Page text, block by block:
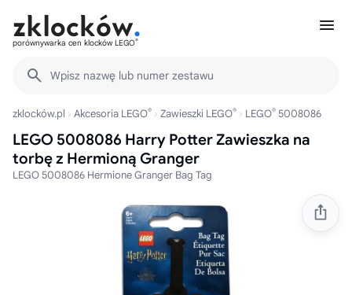
porównywarka cen klocków LEGO®
Wpisz nazwę lub numer zestawu
zklocków.pl Akcesoria LEGO® Zawieszki LEGO® LEGO® 5008086
LEGO 5008086 Harry Potter Zawieszka na
torbę z Hermioną Granger
LEGO 5008086 Hermione Granger Bag Tag